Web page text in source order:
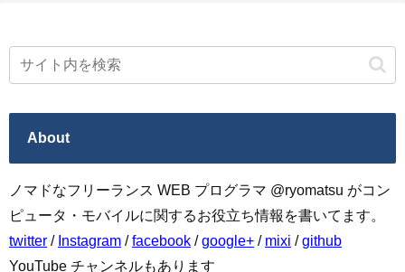
About
ノマドなフリーランス WEB プログラマ @ryomatsu がコン
ピュータ・モバイルに関するお役立ち情報を書いてます。
twitter / Instagram /facebook /google+ / mixi /github
YouTube チャンネルもあります